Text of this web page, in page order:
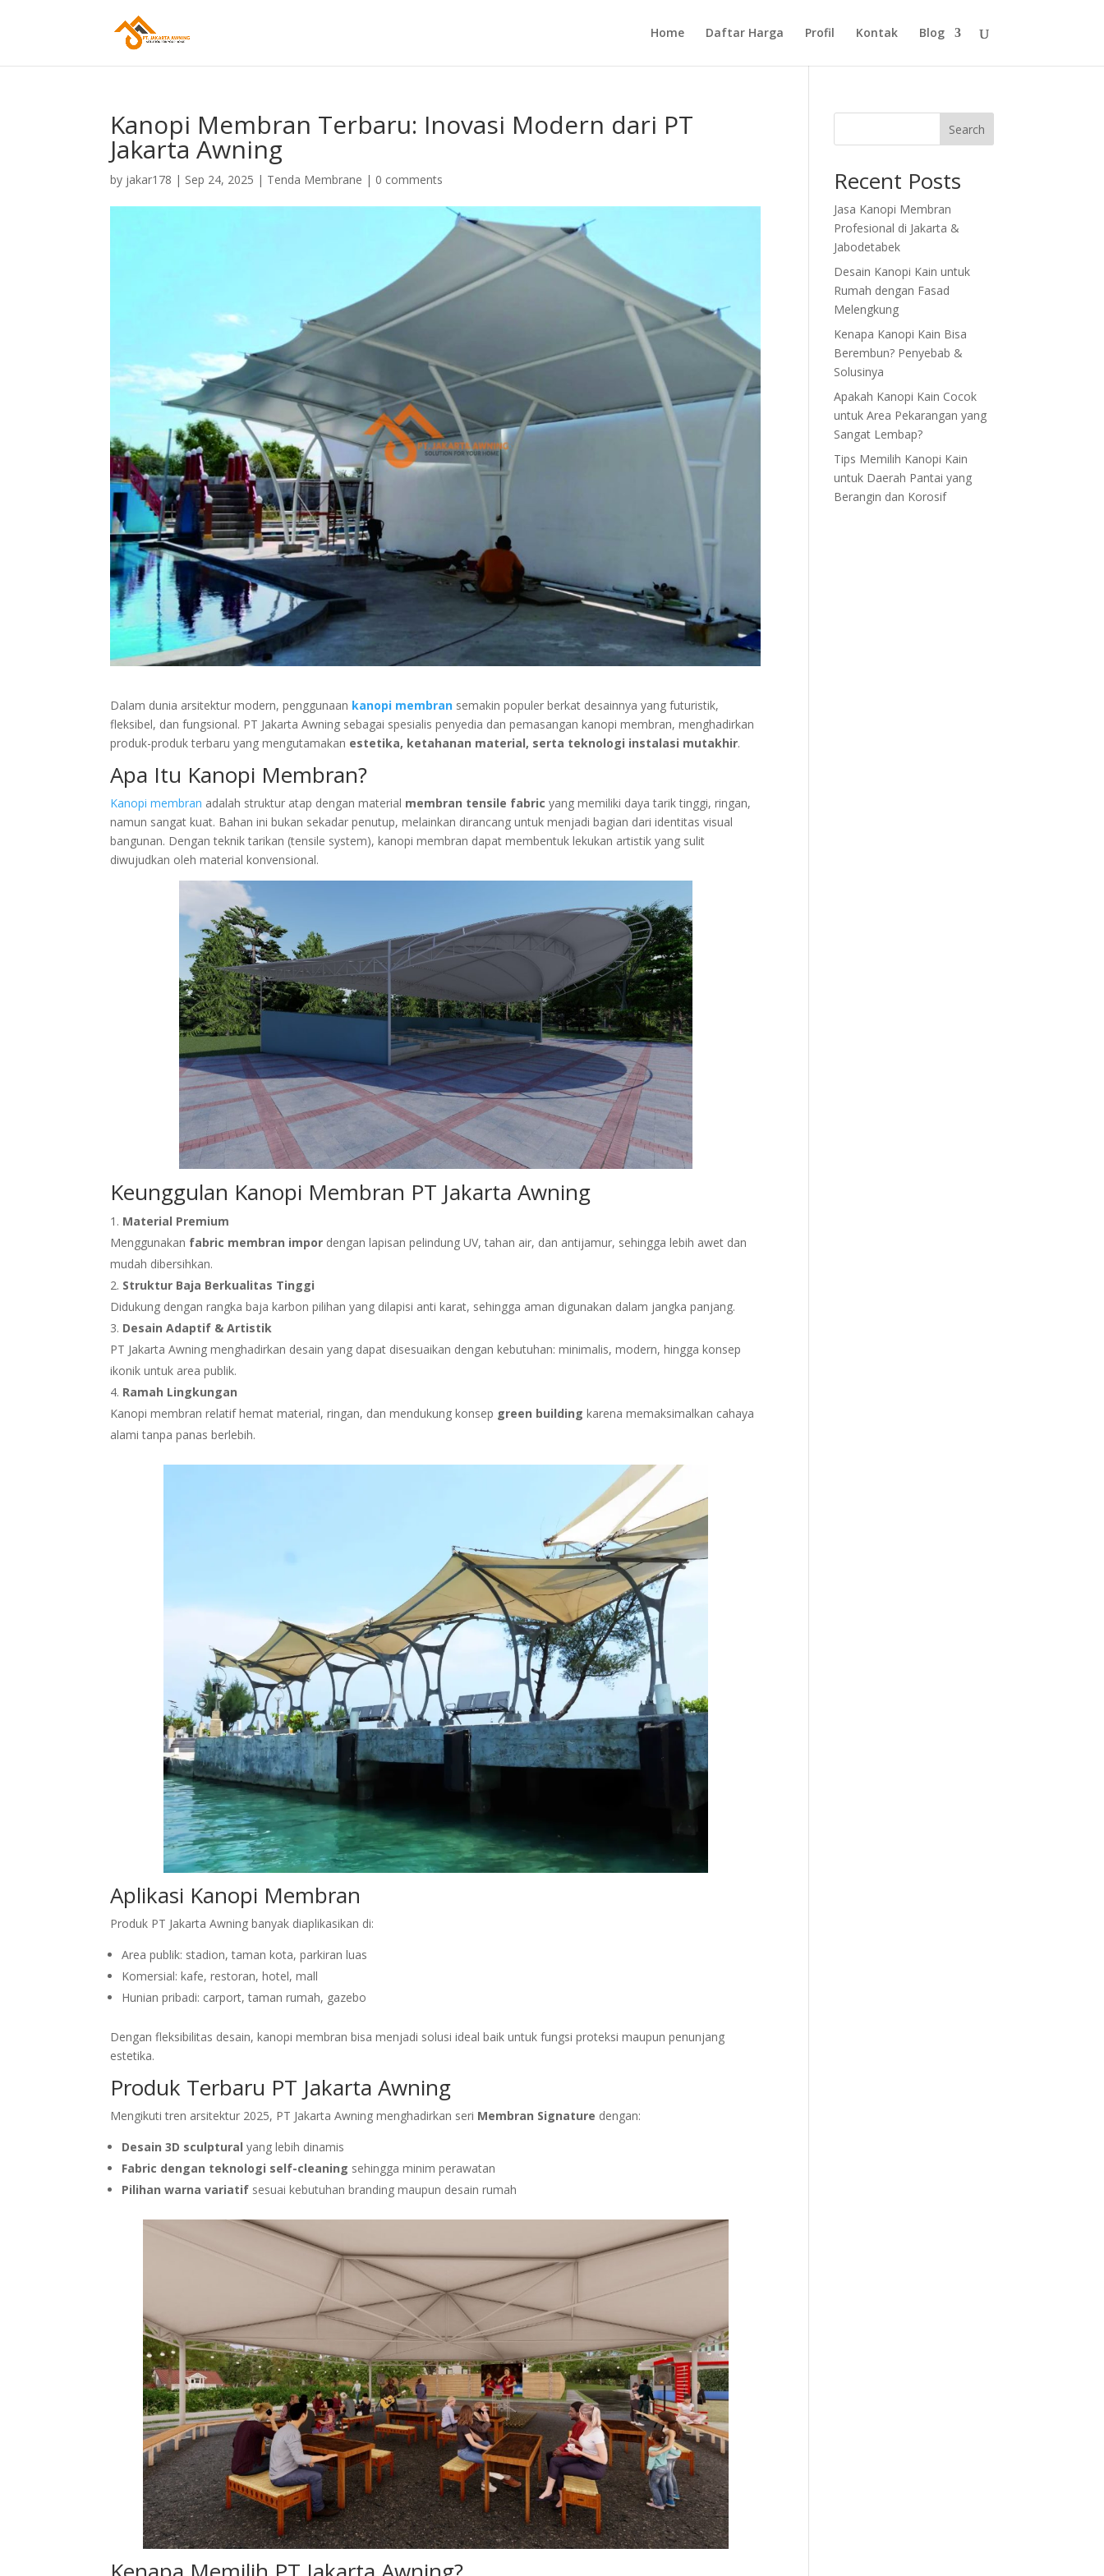
Home Daftar Harga Profil Kontak Blog
Kanopi Membran Terbaru: Inovasi Modern dari PT
Jakarta Awning
by jakar178 | Sep 24, 2025 | Tenda Membrane | 0 comments
Dalam dunia arsitektur modern, penggunaan kanopi membran semakin populer berkat desainnya yang futuristik,
fleksibel, dan fungsional. PT Jakarta Awning sebagai spesialis penyedia dan pemasangan kanopi membran, menghadirkan
produk-produk terbaru yang mengutamakan estetika, ketahanan material, serta teknologi instalasi mutakhir.
Apa Itu Kanopi Membran?
Kanopi membran adalah struktur atap dengan material membran tensile fabric yang memiliki daya tarik tinggi, ringan,
namun sangat kuat. Bahan ini bukan sekadar penutup, melainkan dirancang untuk menjadi bagian dari identitas visual
bangunan. Dengan teknik tarikan (tensile system), kanopi membran dapat membentuk lekukan artistik yang sulit
diwujudkan oleh material konvensional.
Keunggulan Kanopi Membran PT Jakarta Awning
Material Premium
Menggunakan fabric membran impor dengan lapisan pelindung UV, tahan air, dan antijamur, sehingga lebih awet dan
mudah dibersihkan.
Struktur Baja Berkualitas Tinggi
Didukung dengan rangka baja karbon pilihan yang dilapisi anti karat, sehingga aman digunakan dalam jangka panjang.
Desain Adaptif & Artistik
PT Jakarta Awning menghadirkan desain yang dapat disesuaikan dengan kebutuhan: minimalis, modern, hingga konsep
ikonik untuk area publik.
Ramah Lingkungan
Kanopi membran relatif hemat material, ringan, dan mendukung konsep green building karena memaksimalkan cahaya
alami tanpa panas berlebih.
Aplikasi Kanopi Membran
Produk PT Jakarta Awning banyak diaplikasikan di:
Area publik: stadion, taman kota, parkiran luas
Komersial: kafe, restoran, hotel, mall
Hunian pribadi: carport, taman rumah, gazebo
Dengan fleksibilitas desain, kanopi membran bisa menjadi solusi ideal baik untuk fungsi proteksi maupun penunjang
estetika.
Produk Terbaru PT Jakarta Awning
Mengikuti tren arsitektur 2025, PT Jakarta Awning menghadirkan seri Membran Signature dengan:
Desain 3D sculptural yang lebih dinamis
Fabric dengan teknologi self-cleaning sehingga minim perawatan
Pilihan warna variatif sesuai kebutuhan branding maupun desain rumah
Search
Recent Posts
Jasa Kanopi Membran
Profesional di Jakarta &
Jabodetabek
Desain Kanopi Kain untuk
Rumah dengan Fasad
Melengkung
Kenapa Kanopi Kain Bisa
Berembun? Penyebab &
Solusinya
Apakah Kanopi Kain Cocok
untuk Area Pekarangan yang
Sangat Lembap?
Tips Memilih Kanopi Kain
untuk Daerah Pantai yang
Berangin dan Korosif